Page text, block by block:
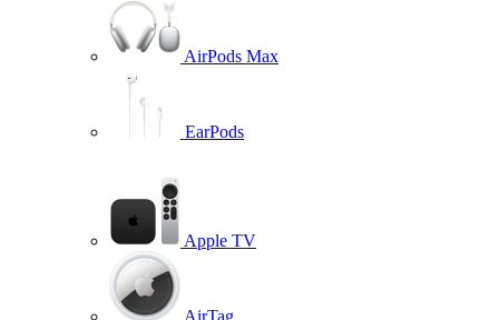
AirPods Max
EarPods
Apple TV